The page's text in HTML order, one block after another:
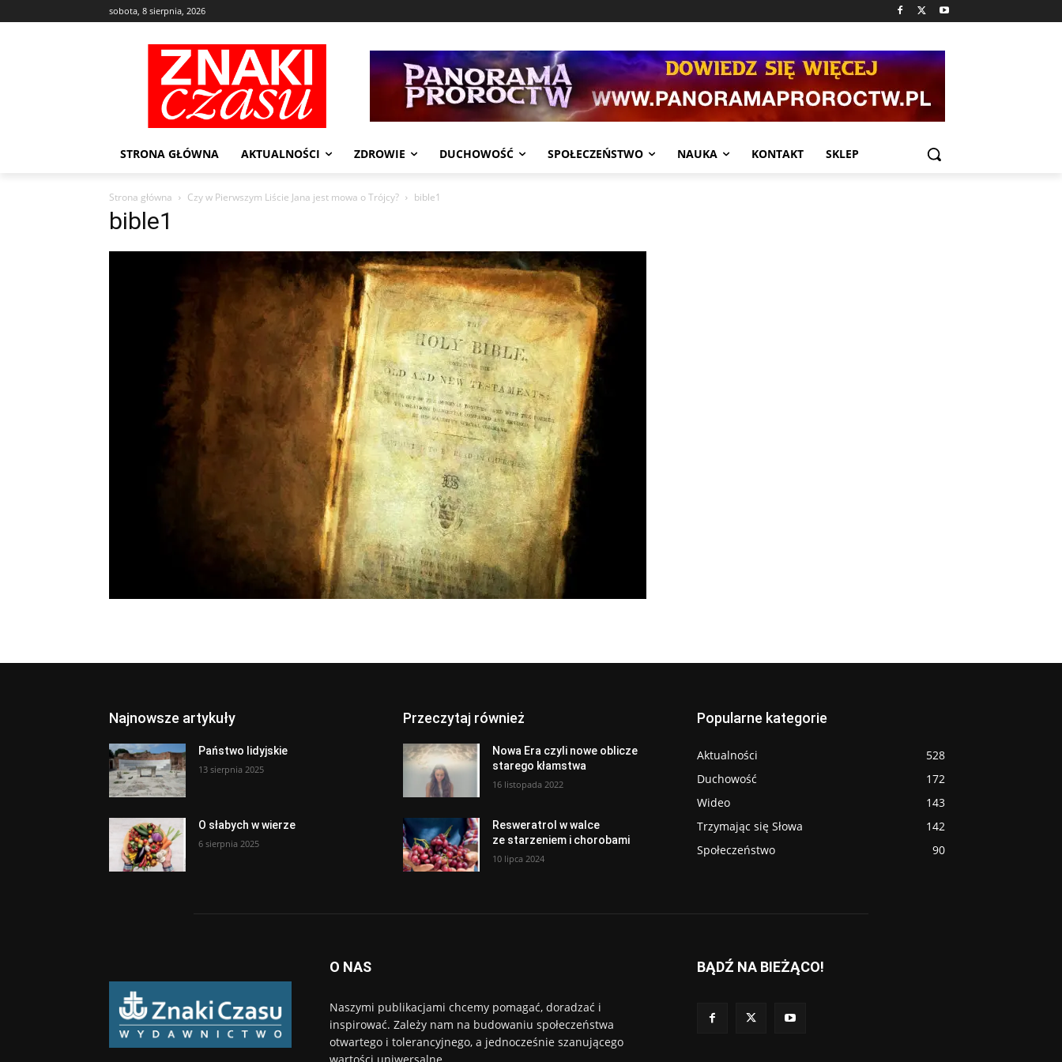
sobota, 8 sierpnia, 2026
STRONA GŁÓWNA AKTUALNOŚCI ZDROWIE DUCHOWOŚĆ SPOŁECZEŃSTWO NAUKA KONTAKT SKLEP
Strona główna Czy w Pierwszym Liście Jana jest mowa o Trójcy? bible1
bible1
Najnowsze artykuły
Państwo lidyjskie
13 sierpnia 2025
O słabych w wierze
6 sierpnia 2025
Przeczytaj również
Nowa Era czyli nowe oblicze
starego kłamstwa
16 listopada 2022
Resweratrol w walce
ze starzeniem i chorobami
10 lipca 2024
Popularne kategorie
Aktualności
528
Duchowość
172
Wideo
143
Trzymając się Słowa
142
Społeczeństwo
90
O NAS
Naszymi publikacjami chcemy pomagać, doradzać i
inspirować. Zależy nam na budowaniu społeczeństwa
otwartego i tolerancyjnego, a jednocześnie szanującego
BĄDŹ NA BIEŻĄCO!